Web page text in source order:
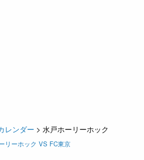
レンダー > 水戸ホーリーホック
リーホック VS FC東京